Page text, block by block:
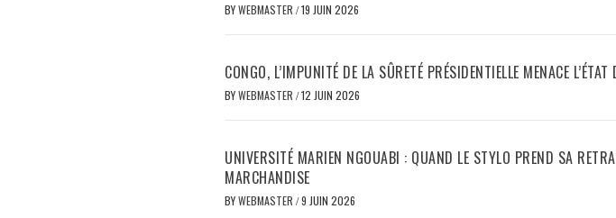
BYWEBMASTER /19 JUIN 2026
CONGO, L’IMPUNITÉ DE LA SÛRETÉ PRÉSIDENTIELLE MENACE
BYWEBMASTER /12 JUIN 2026
UNIVERSITÉ MARIEN NGOUABI : QUAND LE STYLO PREND SA
MARCHANDISE
BYWEBMASTER /9 JUIN 2026